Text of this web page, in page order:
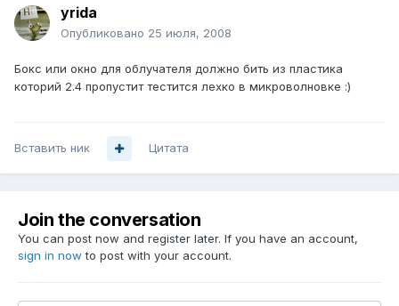
yrida
Опубликовано 25 июля, 2008
Бокс или окно для облучателя должно бить из пластика
которий 2.4 пропустит тестится лехко в микроволновке :)
Вставить ник Цитата
Join the conversation
You can post now and register later. If you have an account,
sign in now to post with your account.